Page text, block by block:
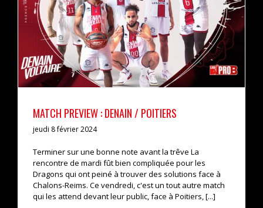
MATCH PREVIEW : DENAIN / POITIERS
jeudi 8 février 2024
Terminer sur une bonne note avant la trêve La
rencontre de mardi fût bien compliquée pour les
Dragons qui ont peiné à trouver des solutions face à
Chalons-Reims. Ce vendredi, c'est un tout autre match
qui les attend devant leur public, face à Poitiers, [...]